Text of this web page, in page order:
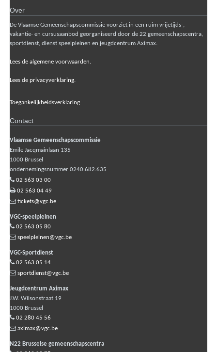
Over
De Vlaamse Gemeenschapscommissie voorziet in een ruim vrijetijds-,
vakantie- en cursusaanbod georganiseerd door de 22 gemeenschapscentra,
sportdienst, dienst speelpleinen en jeugdcentrum Aximax.
Lees de algemene voorwaarden.
Lees de privacyverklaring.
Toegankelijkheidsverklaring
Contact
Vlaamse Gemeenschapscommissie
Emile Jacqmainlaan 135
1000 Brussel
ondernemingsnummer 0240.682.635
02 563 03 00
02 563 04 49
tickets@vgc.be
VGC-speelpleinen
02 563 05 80
speelpleinen@vgc.be
VGC-Sportdienst
02 563 05 14
sportdienst@vgc.be
Jeugdcentrum Aximax
J.W. Wilsonstraat 19
1000 Brussel
02 280 45 56
aximax@vgc.be
N22 Brusselse gemeenschapscentra